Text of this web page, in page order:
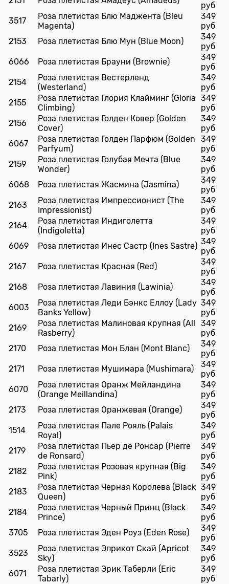
руб
3517
Роза плетистая Блю Маджента (Bleu
Magenta)
349
руб
2153
Роза плетистая Блю Мун (Blue Moon)
349
руб
6066
Роза плетистая Брауни (Brownie)
349
руб
2154
Роза плетистая Вестерленд
(Westerland)
349
руб
2155
Роза плетистая Глория Клайминг (Gloria
Climbing)
349
руб
2156
Роза плетистая Голден Ковер (Golden
Cover)
349
руб
6067
Роза плетистая Голден Парфюм (Golden
Parfyum)
349
руб
2159
Роза плетистая Голубая Мечта (Blue
Wonder)
349
руб
6068
Роза плетистая Жасмина (Jasmina)
349
руб
2163
Роза плетистая Импрессионист (The
Impressionist)
349
руб
2164
Роза плетистая Индиголетта
(Indigoletta)
349
руб
6069
Роза плетистая Инес Састр (Ines Sastre) 349
руб
2167
Роза плетистая Красная (Red)
349
руб
2168
Роза плетистая Лавиния (Lawinia)
349
руб
6003
Роза плетистая Леди Бэнкс Еллоу (Lady
Banks Yellow)
349
руб
2169
Роза плетистая Малиновая крупная (All
Rasberry)
349
руб
2170
Роза плетистая Мон Блан (Mont Blanc)
349
руб
2171
Роза плетистая Мушимара (Mushimara)
349
руб
6070
Роза плетистая Оранж Мейландина
(Orange Meillandina)
349
руб
2173
Роза плетистая Оранжевая (Orange)
349
руб
1514
Роза плетистая Пале Рояль (Palais
Royal)
349
руб
2179
Роза плетистая Пьер де Ронсар (Pierre
de Ronsard)
349
руб
2182
Роза плетистая Розовая крупная (Big
Pink)
349
руб
2183
Роза плетистая Черная Королева (Black
Queen)
349
руб
2184
Роза плетистая Черный Принц (Black
Prince)
349
руб
3705
Роза плетистая Эден Роуз (Eden Rose)
349
руб
3523
Роза плетистая Эприкот Скай (Apricot
Sky)
349
руб
6071
Роза плетистая Эрик Таберли (Eric
Tabarly)
349
руб